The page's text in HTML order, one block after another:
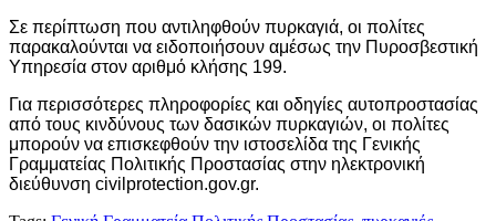
Σε περίπτωση που αντιληφθούν πυρκαγιά, οι πολίτες
παρακαλούνται να ειδοποιήσουν αμέσως την Πυροσβεστική
Υπηρεσία στον αριθμό κλήσης 199.
Για περισσότερες πληροφορίες και οδηγίες αυτοπροστασίας
από τους κινδύνους των δασικών πυρκαγιών, οι πολίτες
μπορούν να επισκεφθούν την ιστοσελίδα της Γενικής
Γραμματείας Πολιτικής Προστασίας στην ηλεκτρονική
διεύθυνση civilprotection.gov.gr.